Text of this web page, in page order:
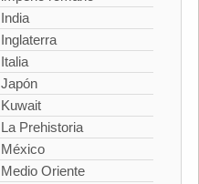
India
Inglaterra
Italia
Japón
Kuwait
La Prehistoria
México
Medio Oriente